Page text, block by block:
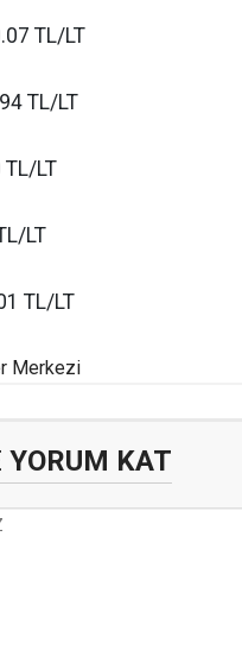
TL/LT
TL/LT
TL/LT
LT
TL/LT
Merkezi
YORUM KAT